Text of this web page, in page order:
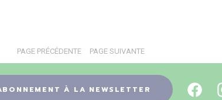
PAGE PRÉCÉDENTE PAGE SUIVANTE
À LA NEWSLETTER